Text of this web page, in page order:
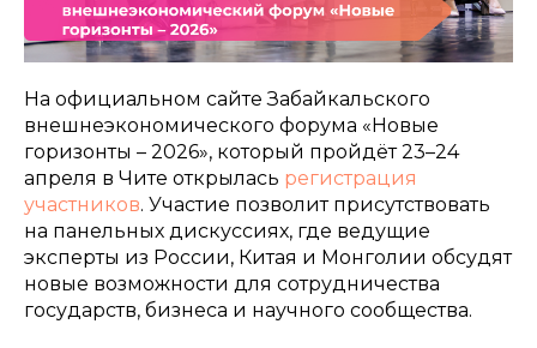
На официальном сайте Забайкальского
внешнеэкономического форума «Новые
горизонты – 2026», который пройдёт 23–24
апреля в Чите открылась регистрация
участников. Участие позволит присутствовать
на панельных дискуссиях, где ведущие
эксперты из России, Китая и Монголии обсудят
новые возможности для сотрудничества
государств, бизнеса и научного сообщества.